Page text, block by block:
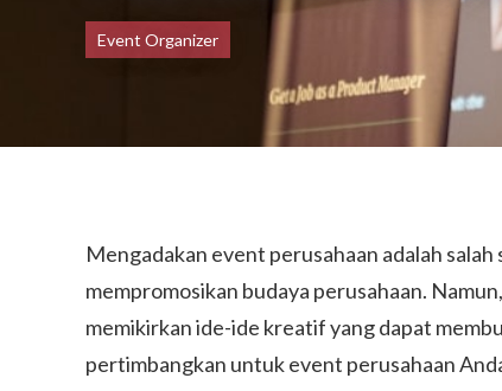
Event Organizer
Mengadakan event perusahaan adalah
mempromosikan budaya perusahaan.
memikirkan ide-ide kreatif yang dapat
pertimbangkan untuk event perusahaan